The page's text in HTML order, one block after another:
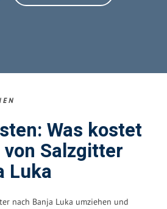
Was kostet
Salzgitter
Luka
nach Banja Luka umziehen und